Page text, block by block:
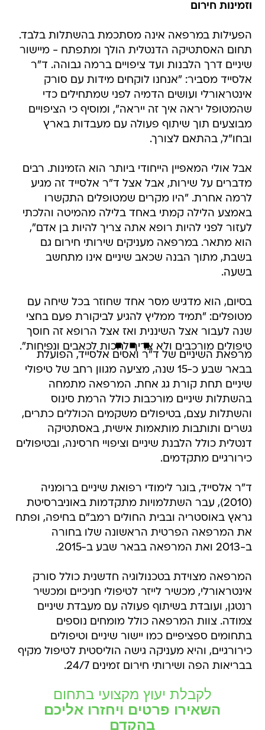
וזמינות חירום
הפעילות במרפאה אינה מסתכמת בהשתלות בלבד.
תחום האסתטיקה הדנטלית הולך ומתפתח - מיישור
שיניים דרך הלבנות ועד ציפויים ברמה גבוהה. ד"ר
אלסייד מסביר: "אנחנו לוקחים מידות עם סורק
אינטראורלי ועושים הדמיה לפני שמתחילים כדי
שהמטופל יראה איך זה ייראה", ומוסיף כי הציפויים
מבוצעים תוך שיתוף פעולה עם מעבדות בארץ
ובחו"ל, בהתאם לצורך.
אבל אולי המאפיין הייחודי ביותר הוא הזמינות. רבים
מדברים על שירות, אבל אצל ד"ר אלסייד זה מגיע
לרמה אחרת. "היו מקרים שמטופלים התקשרו
באמצע הלילה קמתי באחד בלילה מהמיטה והלכתי
לעזור לפני להיות רופא אתה צריך להיות בן אדם",
הוא מתאר. במרפאה מעניקים שירותי חירום גם
בשבת, מתוך הבנה שכאב שיניים אינו מתחשב
בשעה.
בסיום, הוא מדגיש מסר אחד שחוזר בכל שיחה עם
מטופלים: "תמיד ממליץ להגיע לביקורת פעם בחצי
שנה לעבור אצל השיננית ואז אצל הרופא זה חוסך
טיפולים מורכבים ולא צריך לחכות לכאבים ונפיחות".
מרפאת השיניים של ד"ר ואסים אלסייד, הפועלת
בבאר שבע כ-15 שנה, מציעה מגוון רחב של טיפולי
שיניים תחת קורת גג אחת. המרפאה מתמחה
בהשתלות שיניים מורכבות כולל הרמת סינוס
והשתלות עצם, בטיפולים משקמים הכוללים כתרים,
גשרים ותותבות מותאמות אישית, באסתטיקה
דנטלית כולל הלבנת שיניים וציפויי חרסינה, ובטיפולים
כירורגיים מתקדמים.
ד"ר אלסייד, בוגר לימודי רפואת שיניים ברומניה
(2010), עבר השתלמויות מתקדמות באוניברסיטת
גראץ באוסטריה ובבית החולים רמב"ם בחיפה, ופתח
את המרפאה הפרטית הראשונה שלו בחורה
ב-2013 ואת המרפאה בבאר שבע ב-2015.
המרפאה מצוידת בטכנולוגיה חדשנית כולל סורק
אינטראורלי, מכשיר לייזר לטיפולי חניכיים ומכשיר
רנטגן, ועובדת בשיתוף פעולה עם מעבדת שיניים
צמודה. צוות המרפאה כולל מומחים נוספים
בתחומים ספציפיים כמו יישור שיניים וטיפולים
כירורגיים, והיא מעניקה גישה הוליסטית לטיפול מקיף
בבריאות הפה ושירותי חירום זמינים 24/7.